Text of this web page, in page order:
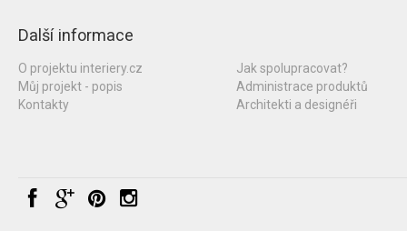
Další informace
O projektu interiery.cz
Můj projekt - popis
Kontakty
Jak spolupracovat?
Administrace produktů
Architekti a designéři